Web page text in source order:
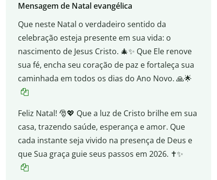
Mensagem de Natal evangélica
Que neste Natal o verdadeiro sentido da
celebração esteja presente em sua vida: o
nascimento de Jesus Cristo. 🎄✨ Que Ele renove
sua fé, encha seu coração de paz e fortaleça sua
caminhada em todos os dias do Ano Novo. 🙏🌟
Feliz Natal! 🎅💖 Que a luz de Cristo brilhe em sua
casa, trazendo saúde, esperança e amor. Que
cada instante seja vivido na presença de Deus e
que Sua graça guie seus passos em 2026. ✝️✨